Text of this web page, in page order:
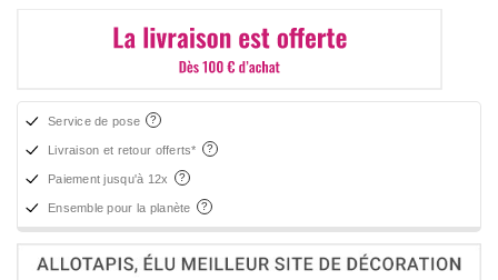
Service de pose
Livraison et retour offerts*
Paiement jusqu'à 12x
Ensemble pour la planète